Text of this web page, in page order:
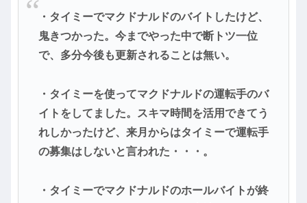
・タイミーでマクドナルドのバイトしたけど、
鬼きつかった。今までやった中で断トツ一位
で、多分今後も更新されることは無い。
・タイミーを使ってマクドナルドの運転手のバ
イトをしてました。スキマ時間を活用できてう
れしかったけど、来月からはタイミーで運転手
の募集はしないと言われた・・・。
・タイミーでマクドナルドのホールバイトが終